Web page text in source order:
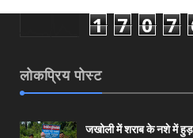
1 7 0 7
लोकप्रिय पोस्ट
जखोली में शराब के नशे में